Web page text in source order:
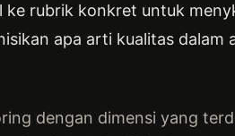
rubrik konkret untuk
apa arti kualitas dalam
dengan dimensi yang